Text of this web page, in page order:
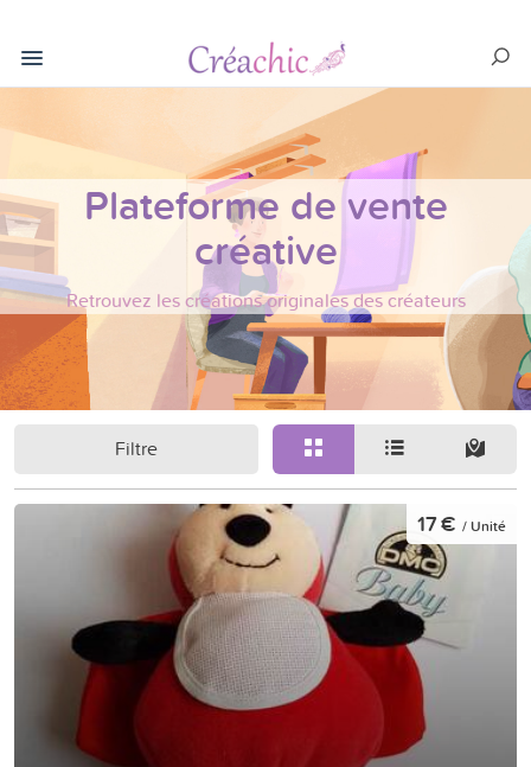
Plateforme de vente
créative
Retrouvez les créations originales des créateurs
Filtre
17 € / Unité